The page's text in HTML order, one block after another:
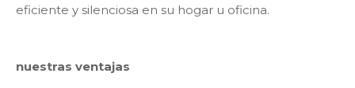
eficiente y silenciosa en su hogar u oficina.
nuestras ventajas